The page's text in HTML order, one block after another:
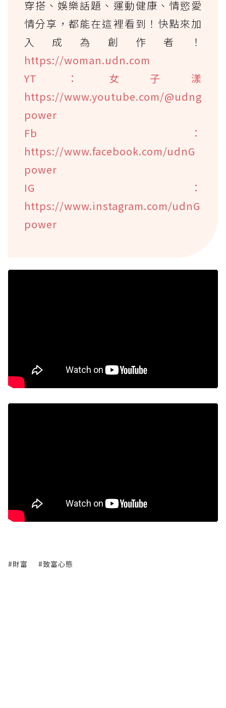
穿搭、娛樂話題、運動健康、情慾愛
情分享，都能在這裡看到！快點來加
入成為創作者！
https://woman.udn.com
YT：女子漾
https://www.youtube.com/@udng
power
Fb：
https://www.facebook.com/udnG
power
IG：
https://www.instagram.com/udnG
power
#財富 #致富心態